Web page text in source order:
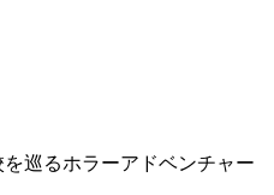
巡るホラーアドベンチャー